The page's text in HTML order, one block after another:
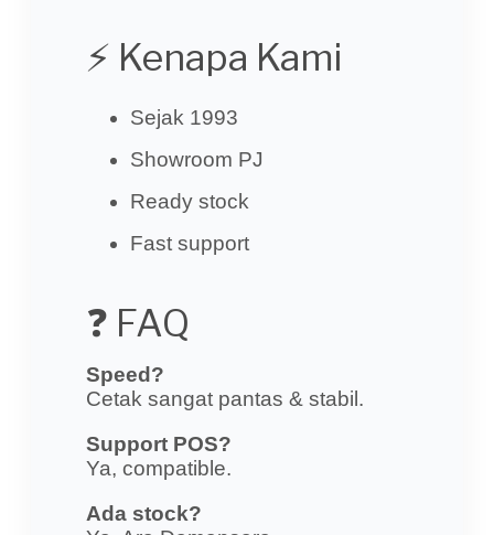
⚡ Kenapa Kami
Sejak 1993
Showroom PJ
Ready stock
Fast support
❓ FAQ
Speed?
Cetak sangat pantas & stabil.
Support POS?
Ya, compatible.
Ada stock?